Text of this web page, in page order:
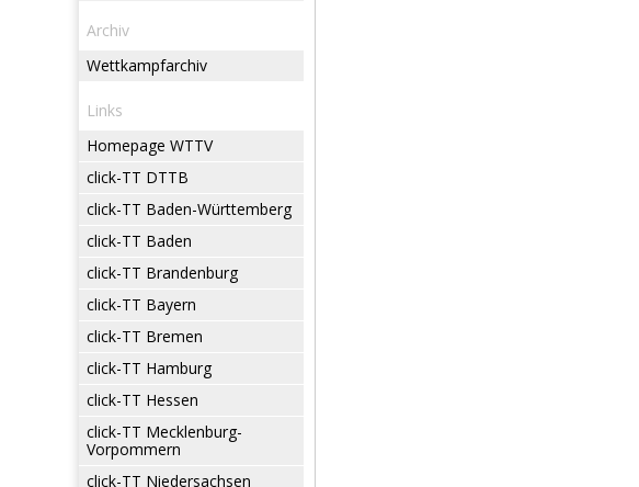
Archiv
Wettkampfarchiv
Links
Homepage WTTV
click-TT DTTB
click-TT Baden-Württemberg
click-TT Baden
click-TT Brandenburg
click-TT Bayern
click-TT Bremen
click-TT Hamburg
click-TT Hessen
click-TT Mecklenburg-
Vorpommern
click-TT Niedersachsen